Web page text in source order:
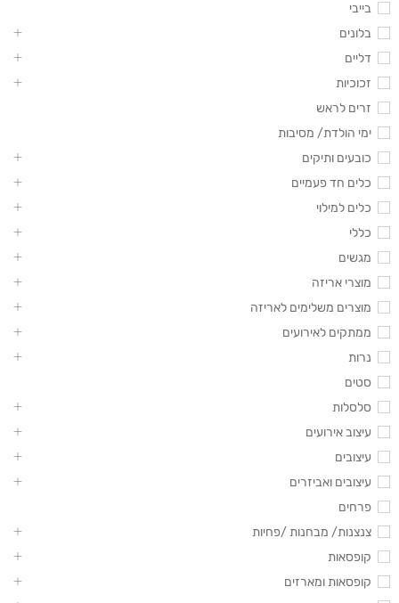
בייבי
בלונים
דליים
זכוכיות
זרים לראש
ימי הולדת/ מסיבות
כובעים ותיקים
כלים חד פעמיים
כלים למילוי
כללי
מגשים
מוצרי אריזה
מוצרים משלימים לאריזה
ממתקים לאירועים
נרות
סטים
סלסלות
עיצוב אירועים
עיצובים
עיצובים ואביזרים
פרחים
צנצנות/ מבחנות /פחיות
קופסאות
קופסאות ומארזים